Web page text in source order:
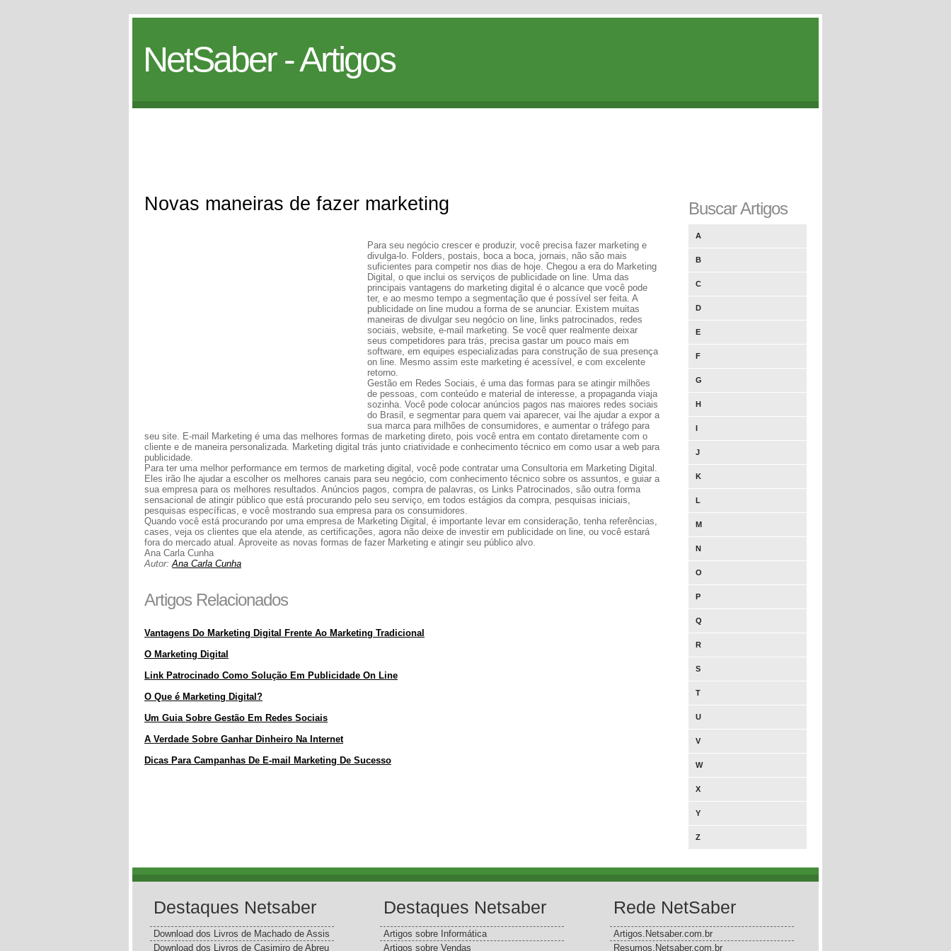
NetSaber - Artigos
Novas maneiras de fazer marketing
Para seu negócio crescer e produzir, você precisa fazer marketing e
divulga-lo. Folders, postais, boca a boca, jornais, não são mais
suficientes para competir nos dias de hoje. Chegou a era do Marketing
Digital, o que inclui os serviços de publicidade on line. Uma das
principais vantagens do marketing digital é o alcance que você pode
ter, e ao mesmo tempo a segmentação que é possível ser feita. A
publicidade on line mudou a forma de se anunciar. Existem muitas
maneiras de divulgar seu negócio on line, links patrocinados, redes
sociais, website, e-mail marketing. Se você quer realmente deixar
seus competidores para trás, precisa gastar um pouco mais em
software, em equipes especializadas para construção de sua presença
on line. Mesmo assim este marketing é acessível, e com excelente
retorno.
Gestão em Redes Sociais, é uma das formas para se atingir milhões
de pessoas, com conteúdo e material de interesse, a propaganda viaja
sozinha. Você pode colocar anúncios pagos nas maiores redes sociais
do Brasil, e segmentar para quem vai aparecer, vai lhe ajudar a expor a
sua marca para milhões de consumidores, e aumentar o tráfego para
seu site. E-mail Marketing é uma das melhores formas de marketing direto, pois você entra em contato diretamente com o
cliente e de maneira personalizada. Marketing digital trás junto criatividade e conhecimento técnico em como usar a web para
publicidade.
Para ter uma melhor performance em termos de marketing digital, você pode contratar uma Consultoria em Marketing Digital.
Eles irão lhe ajudar a escolher os melhores canais para seu negócio, com conhecimento técnico sobre os assuntos, e guiar a
sua empresa para os melhores resultados. Anúncios pagos, compra de palavras, os Links Patrocinados, são outra forma
sensacional de atingir público que está procurando pelo seu serviço, em todos estágios da compra, pesquisas iniciais,
pesquisas específicas, e você mostrando sua empresa para os consumidores.
Quando você está procurando por uma empresa de Marketing Digital, é importante levar em consideração, tenha referências,
cases, veja os clientes que ela atende, as certificações, agora não deixe de investir em publicidade on line, ou você estará
fora do mercado atual. Aproveite as novas formas de fazer Marketing e atingir seu público alvo.
Ana Carla Cunha
Autor:Ana Carla Cunha
Artigos Relacionados
Vantagens Do Marketing Digital Frente Ao Marketing Tradicional
O Marketing Digital
Link Patrocinado Como Solução Em Publicidade On Line
O Que é Marketing Digital?
Um Guia Sobre Gestão Em Redes Sociais
A Verdade Sobre Ganhar Dinheiro Na Internet
Dicas Para Campanhas De E-mail Marketing De Sucesso
Buscar Artigos
A
B
C
D
E
F
G
H
I
J
K
L
M
N
O
P
Q
R
S
T
U
V
W
X
Y
Z
Destaques Netsaber
Download dos Livros de Machado de Assis
Download dos Livros de Casimiro de Abreu
Destaques Netsaber
Artigos sobre Informática
Artigos sobre Vendas
Rede NetSaber
Artigos.Netsaber.com.br
Resumos.Netsaber.com.br